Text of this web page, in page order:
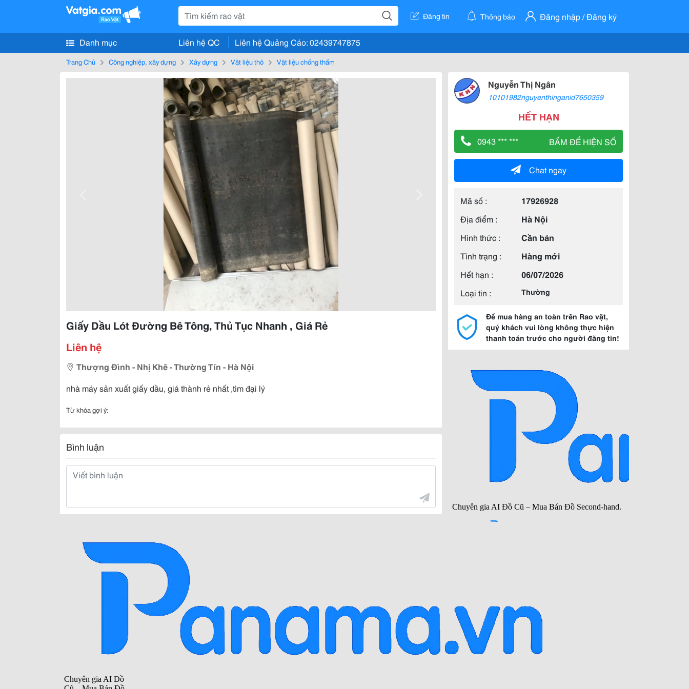
Đăng tin Thông báo Đăng nhập / Đăng ký
Danh mục Liên hệ QC Liên hệ Quảng Cáo: 02439747875
Trang Chủ Công nghiệp, xây dựng Xây dựng Vật liệu thô Vật liệu chống thấm
Giấy Dầu Lót Đường Bê Tông, Thủ Tục Nhanh , Giá Rẻ
Liên hệ
Thượng Đình - Nhị Khê - Thường Tín - Hà Nội
nhà máy sản xuất giấy dầu, giá thành rẻ nhất ,tìm đại lý
Từ khóa gợi ý:
Bình luận
Nguyễn Thị Ngân
10101982nguyenthinganid7650359
HẾT HẠN
0943 *** *** BẤM ĐỂ HIỆN SỐ
Chat ngay
Mã số :
17926928
Địa điểm :
Hà Nội
Hình thức :
Cần bán
Tình trạng :
Hàng mới
Hết hạn :
06/07/2026
Loại tin :
Thường
Để mua hàng an toàn trên Rao vặt,
quý khách vui lòng không thực hiện
thanh toán trước cho người đăng tin!